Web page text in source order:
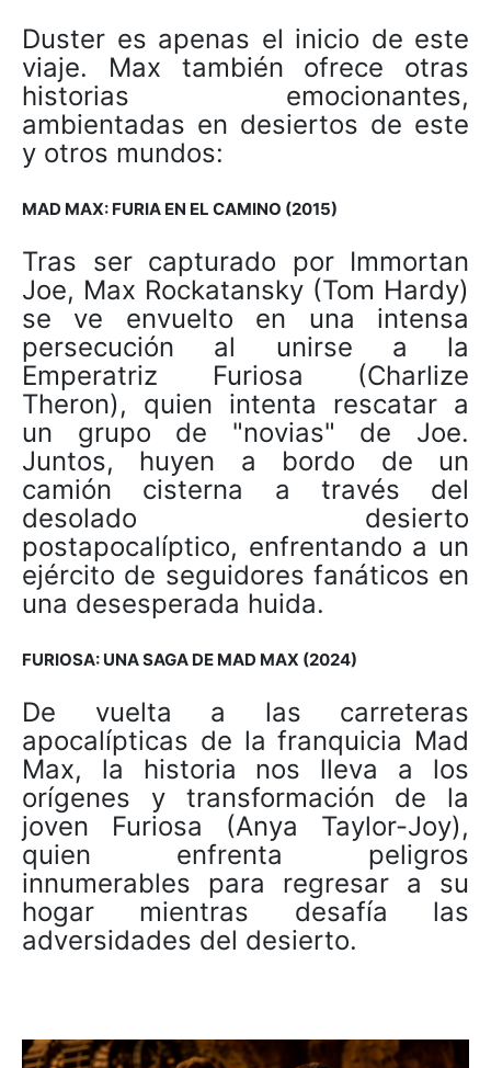
Duster es apenas el inicio de este
viaje. Max también ofrece otras
historias emocionantes,
ambientadas en desiertos de este
y otros mundos:
MAD MAX: FURIA EN EL CAMINO (2015)
Tras ser capturado por Immortan
Joe, Max Rockatansky (Tom Hardy)
se ve envuelto en una intensa
persecución al unirse a la
Emperatriz Furiosa (Charlize
Theron), quien intenta rescatar a
un grupo de "novias" de Joe.
Juntos, huyen a bordo de un
camión cisterna a través del
desolado desierto
postapocalíptico, enfrentando a un
ejército de seguidores fanáticos en
una desesperada huida.
FURIOSA: UNA SAGA DE MAD MAX (2024)
De vuelta a las carreteras
apocalípticas de la franquicia Mad
Max, la historia nos lleva a los
orígenes y transformación de la
joven Furiosa (Anya Taylor-Joy),
quien enfrenta peligros
innumerables para regresar a su
hogar mientras desafía las
adversidades del desierto.